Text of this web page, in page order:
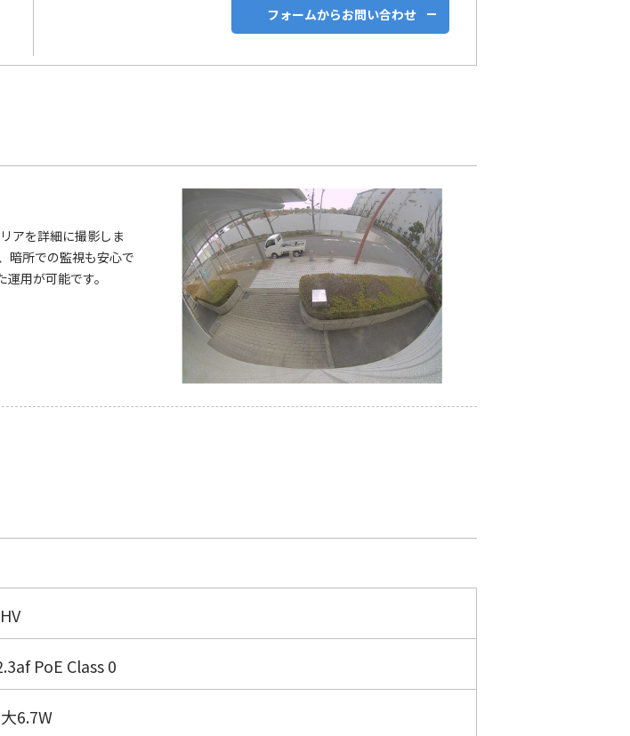
フォームからお問い合わせ
アを詳細に撮影しま
暗所での監視も安心で
用が可能です。​
PoE Class 0
6.7W